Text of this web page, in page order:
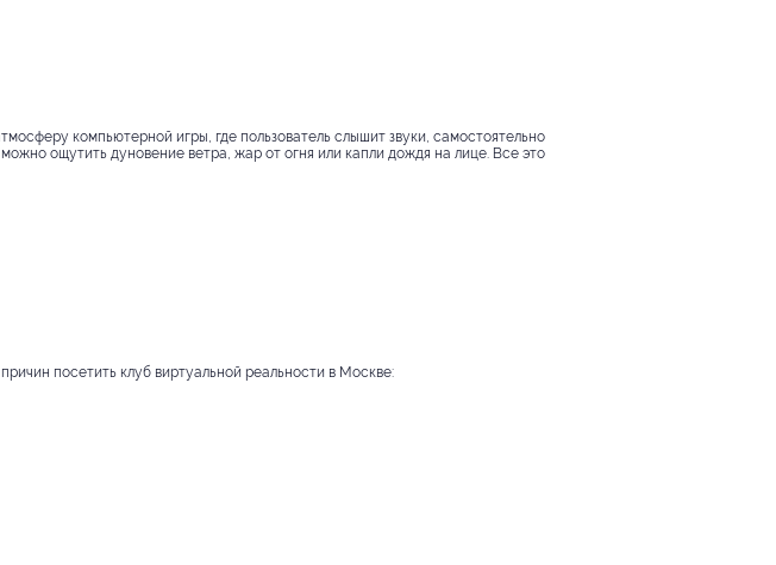
компьютерной игры, где пользователь слышит звуки, самостоятельно
ощутить дуновение ветра, жар от огня или капли дождя на лице. Все это
посетить клуб виртуальной реальности в Москве: